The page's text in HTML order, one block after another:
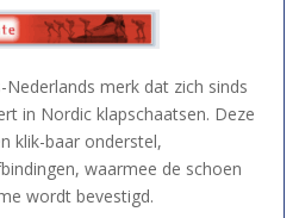
merk dat zich sinds
in Nordic klapschaatsen. Deze
klik-baar onderstel,
waarmee de schoen
wordt bevestigd.